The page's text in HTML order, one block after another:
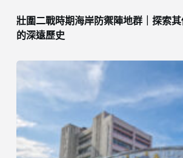
壯圍二戰時期海岸防禦陣地群｜探索
的深遠歷史